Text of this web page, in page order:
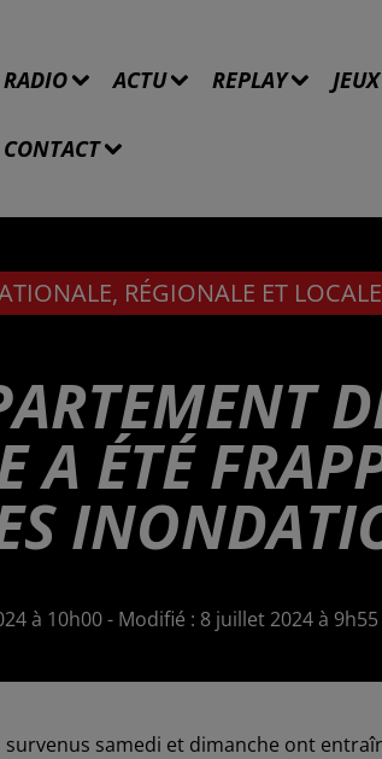
RADIO ACTU REPLAY JEUX
CONTACT
RÉGIONALE ET LOCALE
A ÉTÉ
à 10h00 - Modifié : 8 juillet 2024 à
survenus samedi et dimanche ont